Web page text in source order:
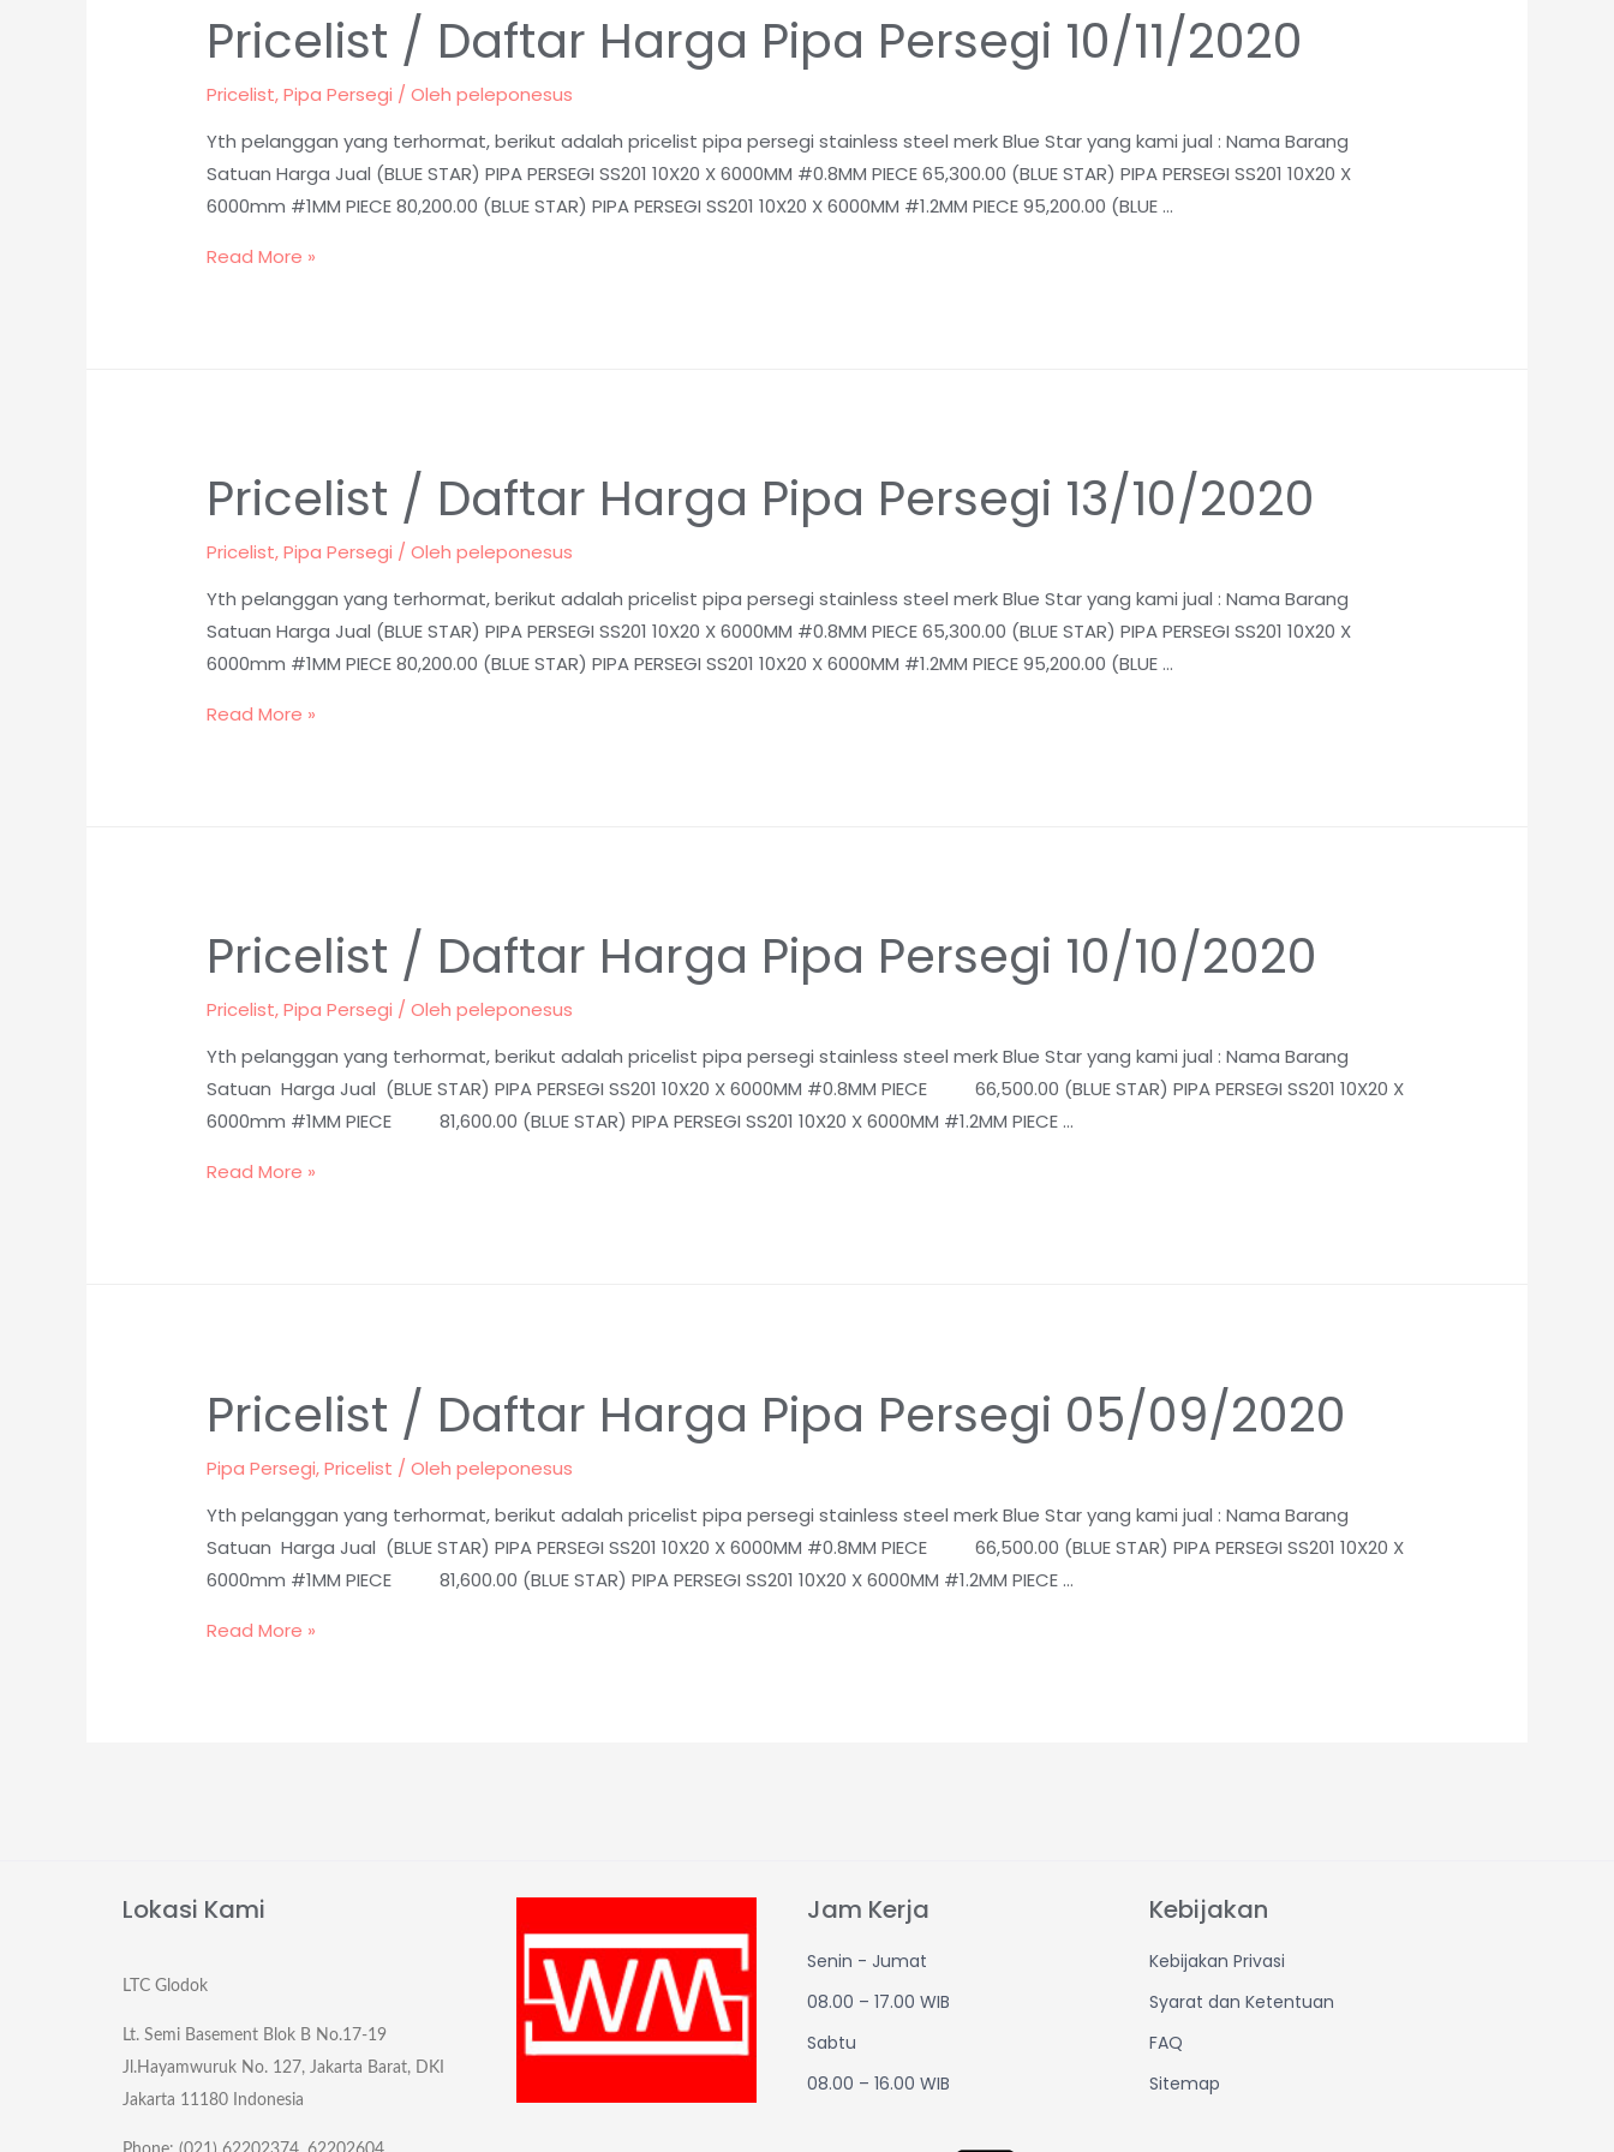
Pricelist / Daftar Harga Pipa Persegi 10/11/2020
Pricelist,Pipa Persegi / Olehpeleponesus
Yth pelanggan yang terhormat, berikut adalah pricelist pipa persegi stainless steel merk Blue Star yang kami jual : Nama Barang
Satuan Harga Jual (BLUE STAR) PIPA PERSEGI SS201 10X20 X 6000MM #0.8MM PIECE 65,300.00 (BLUE STAR) PIPA PERSEGI SS201 10X20 X
6000mm #1MM PIECE 80,200.00 (BLUE STAR) PIPA PERSEGI SS201 10X20 X 6000MM #1.2MM PIECE 95,200.00 (BLUE …
Read More »
Pricelist / Daftar Harga Pipa Persegi 13/10/2020
Pricelist,Pipa Persegi / Olehpeleponesus
Yth pelanggan yang terhormat, berikut adalah pricelist pipa persegi stainless steel merk Blue Star yang kami jual : Nama Barang
Satuan Harga Jual (BLUE STAR) PIPA PERSEGI SS201 10X20 X 6000MM #0.8MM PIECE 65,300.00 (BLUE STAR) PIPA PERSEGI SS201 10X20 X
6000mm #1MM PIECE 80,200.00 (BLUE STAR) PIPA PERSEGI SS201 10X20 X 6000MM #1.2MM PIECE 95,200.00 (BLUE …
Read More »
Pricelist / Daftar Harga Pipa Persegi 10/10/2020
Pricelist,Pipa Persegi / Olehpeleponesus
Yth pelanggan yang terhormat, berikut adalah pricelist pipa persegi stainless steel merk Blue Star yang kami jual : Nama Barang
Satuan Harga Jual (BLUE STAR) PIPA PERSEGI SS201 10X20 X 6000MM #0.8MM PIECE 66,500.00 (BLUE STAR) PIPA PERSEGI SS201 10X20 X
6000mm #1MM PIECE 81,600.00 (BLUE STAR) PIPA PERSEGI SS201 10X20 X 6000MM #1.2MM PIECE …
Read More »
Pricelist / Daftar Harga Pipa Persegi 05/09/2020
Pipa Persegi,Pricelist / Olehpeleponesus
Yth pelanggan yang terhormat, berikut adalah pricelist pipa persegi stainless steel merk Blue Star yang kami jual : Nama Barang
Satuan Harga Jual (BLUE STAR) PIPA PERSEGI SS201 10X20 X 6000MM #0.8MM PIECE 66,500.00 (BLUE STAR) PIPA PERSEGI SS201 10X20 X
6000mm #1MM PIECE 81,600.00 (BLUE STAR) PIPA PERSEGI SS201 10X20 X 6000MM #1.2MM PIECE …
Read More »
Lokasi Kami
LTC Glodok
Lt. Semi Basement Blok B No.17-19
Jl.Hayamwuruk No. 127, Jakarta Barat, DKI
Jakarta 11180 Indonesia
Jam Kerja
Senin - Jumat
08.00 – 17.00 WIB
Sabtu
08.00 – 16.00 WIB
Kebijakan
Kebijakan Privasi
Syarat dan Ketentuan
FAQ
Sitemap